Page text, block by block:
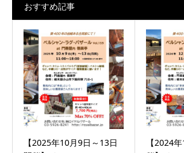
おすすめ記事
【2025年10月9日～13日
【2024